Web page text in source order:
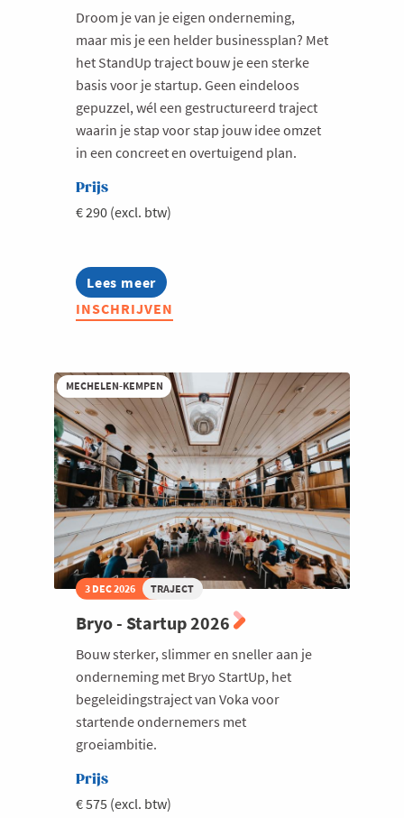
Droom je van je eigen onderneming,
maar mis je een helder businessplan? Met
het StandUp traject bouw je een sterke
basis voor je startup. Geen eindeloos
gepuzzel, wél een gestructureerd traject
waarin je stap voor stap jouw idee omzet
in een concreet en overtuigend plan.
Prijs
€ 290 (excl. btw)
Lees meer
about
Bryo
StandUp
onderneming
INSCHRIJVEN
MECHELEN-KEMPEN
3 DEC 2026 TRAJECT
Bryo - Startup 2026
Bouw sterker, slimmer en sneller aan je
onderneming met Bryo StartUp, het
begeleidingstraject van Voka voor
startende ondernemers met
groeiambitie.
Prijs
€ 575 (excl. btw)
Milieu
Mobiliteit
Netwerking
Onderwijs
Opvolging en Overname
Persoonlijke vaardigheden
Regeringsvorming
Ruimtelijke ordening en Infrastructuur
Scale-ups
Supply Chain
Welzijn en gezondheidszorg